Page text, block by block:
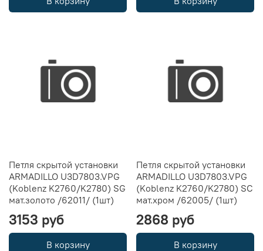
Петля скрытой установки
ARMADILLO U3D7803.VPG
(Koblenz K2760/K2780) SG
мат.золото /62011/ (1шт)
3153 руб
В корзину
Петля скрытой установки
ARMADILLO U3D7803.VPG
(Koblenz K2760/K2780) SC
мат.хром /62005/ (1шт)
2868 руб
В корзину